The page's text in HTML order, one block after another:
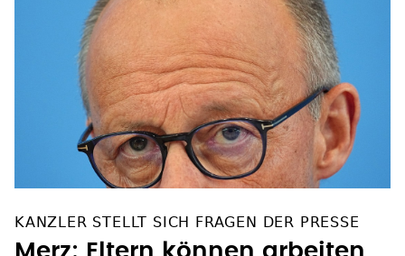
KANZLER STELLT SICH FRAGEN DER PRESSE